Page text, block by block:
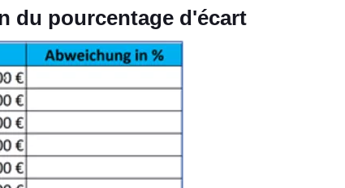
du pourcentage d'écart